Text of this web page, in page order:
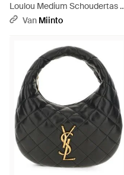
Loulou Medium Schoudertas -
Naturel
Van Miinto